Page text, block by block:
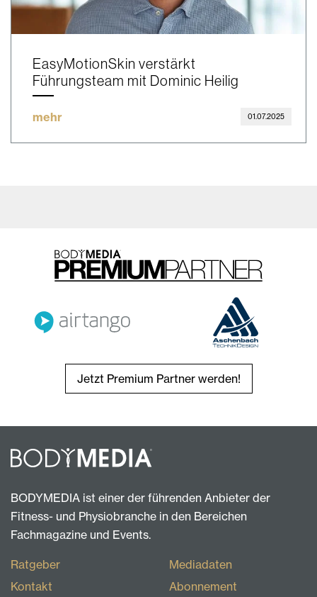
EasyMotionSkin verstärkt
Führungsteam mit Dominic Heilig
mehr 01.07.2025
Jetzt Premium Partner werden!
BODYMEDIA ist einer der führenden Anbieter der
Fitness- und Physiobranche in den Bereichen
Fachmagazine und Events.
Ratgeber
Kontakt
Mediadaten
Abonnement